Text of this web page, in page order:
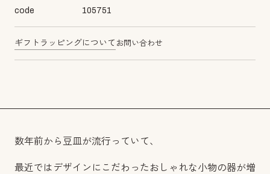
code 105751
ギフトラッピングについて お問い合わせ
数年前から豆皿が流行っていて、
最近ではデザインにこだわったおしゃれな小物の器が増